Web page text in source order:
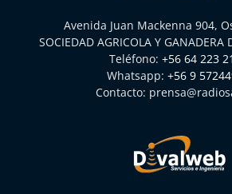
Avenida Juan Mackenna 904,
SOCIEDAD AGRICOLA Y GANADERA
Teléfono: +56 64 223
Whatsapp: +56 9
Contacto: